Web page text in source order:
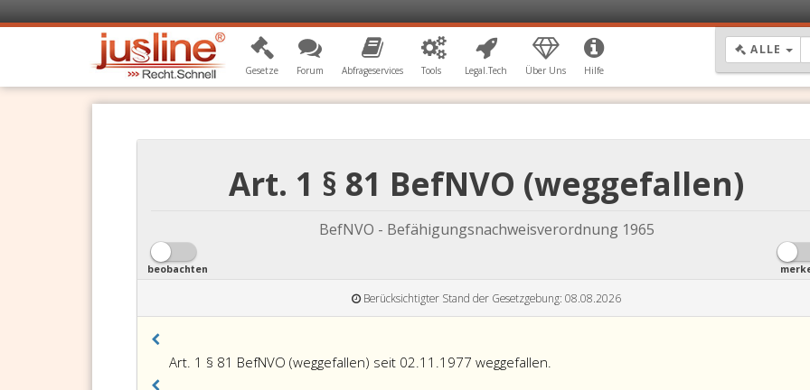
Gesetze Forum Abfrageservices Tools Legal.Tech Über Uns Hilfe
ALLE
Art. 1 § 81 BefNVO (weggefallen)
BefNVO - Befähigungsnachweisverordnung 1965
beobachten
Berücksichtigter Stand der Gesetzgebung: 08.08.2026
Art. 1 § 81 BefNVO (weggefallen) seit 02.11.1977 weggefallen.